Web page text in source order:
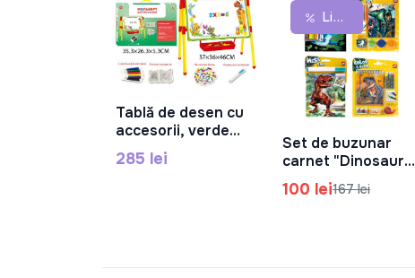
În Coș
Tablă de desen cu
accesorii, verde
R1704A
285 lei
Lichidare De Stoc
În Coș
Set de buzunar
carnet "Dinosaurs"
(in sort.) 1023-
61006
100 lei167 lei